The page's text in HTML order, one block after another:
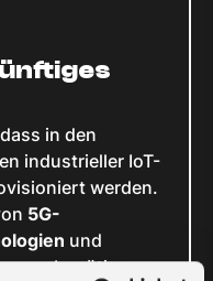
in den
industrieller IoT-
werden.
5G-
und
benötigen